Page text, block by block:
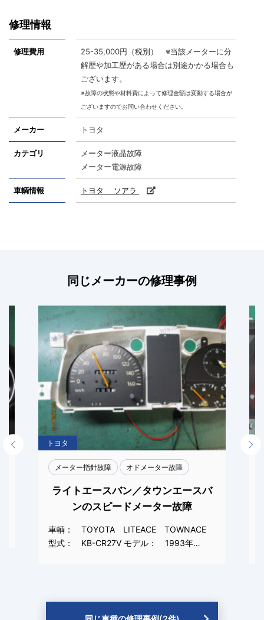
修理情報
修理費用
25-35,000円（税別） ※当該メーターに分
解歴や加工歴がある場合は別途かかる場合も
ございます。
※故障の状態や材料費によって修理金額は変動する場合が
ございますのでお問い合わせください。
メーカー トヨタ
カテゴリ
メーター液晶故障
メーター電源故障
車輌情報 トヨタ ソアラ
同じメーカーの修理事例
Previous トヨタ
メーター指針故障 オドメーター故障
ライトエースバン／タウンエースバ
ンのスピードメーター故障
車輌： TOYOTA LITEACE TOWNACE
型式： KB-CR27V モデル： 1993年…
Next